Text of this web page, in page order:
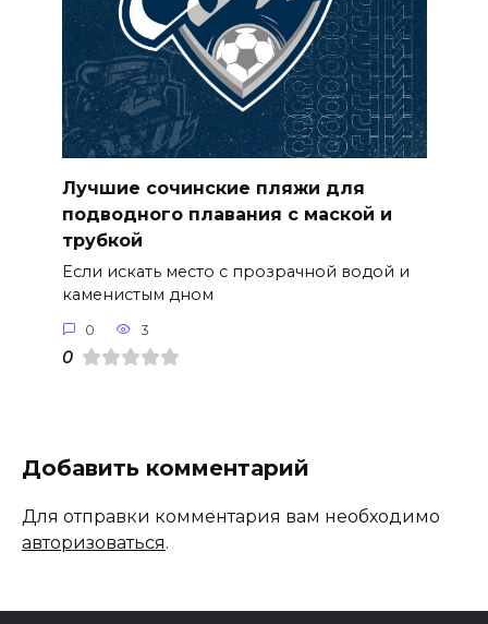
Лучшие сочинские пляжи для
подводного плавания с маской и
трубкой
Если искать место с прозрачной водой и
каменистым дном
0 3
0
Добавить комментарий
Для отправки комментария вам необходимо
авторизоваться.